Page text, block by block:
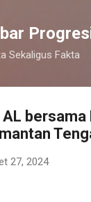
Sekaligus Fakta
bersama
27, 2024